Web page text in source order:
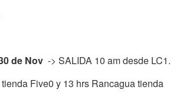
de Nov -> SALIDA 10 am desde LC1.
Five0 y 13 hrs Rancagua tienda